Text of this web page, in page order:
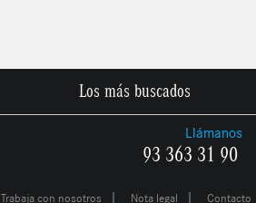
Los más buscados
Llámanos
93 363 31 90
Trabaja con nosotros | Nota legal | Contacto